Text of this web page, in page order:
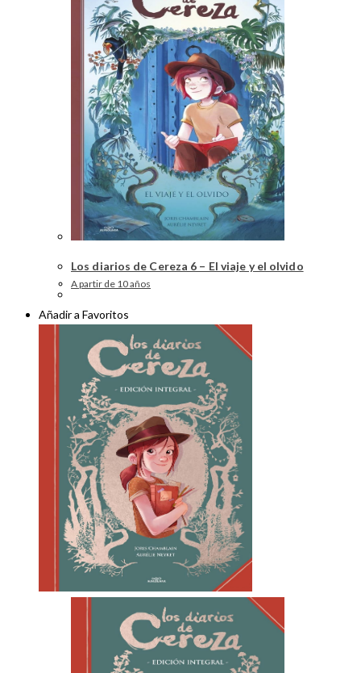
Los diarios de Cereza 6 – El viaje y el olvido
A partir de 10 años
Añadir a Favoritos